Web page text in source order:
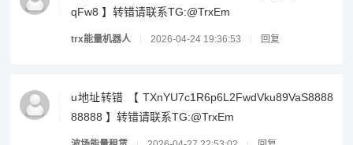
qFw8 】转错请联系TG:@TrxEm
trx能量机器人 2026-04-24 19:36:53 回复
u地址转错 【 TXnYU7c1R6p6L2FwdVku89VaS8888
88888 】转错请联系TG:@TrxEm